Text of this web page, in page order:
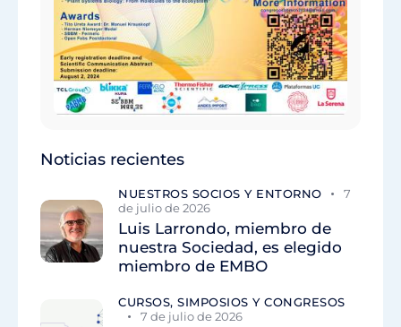
Noticias recientes
NUESTROS SOCIOS Y ENTORNO
7
de julio de 2026
Luis Larrondo, miembro de
nuestra Sociedad, es elegido
miembro de EMBO
CURSOS, SIMPOSIOS Y CONGRESOS
7 de julio de 2026